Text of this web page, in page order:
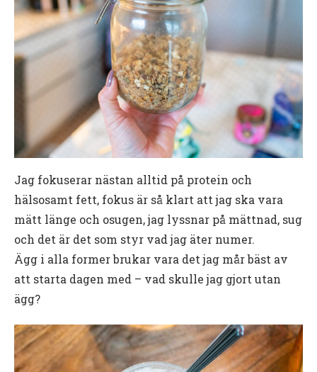
Jag fokuserar nästan alltid på protein och
hälsosamt fett, fokus är så klart att jag ska vara
mätt länge och osugen, jag lyssnar på mättnad, sug
och det är det som styr vad jag äter numer.
Ägg i alla former brukar vara det jag mår bäst av
att starta dagen med – vad skulle jag gjort utan
ägg?